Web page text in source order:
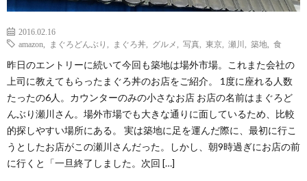
2016.02.16
amazon
まぐろどんぶり まぐろ丼 グルメ 写真 東京 瀬川 築地 食
昨日のエントリーに続いて今回も築地は場外市場。これまた会社の
上司に教えてもらったまぐろ丼のお店をご紹介。 1度に座れる人数
たったの6人。カウンターのみの小さなお店 お店の名前はまぐろど
んぶり瀬川さん。場外市場でも大きな通りに面しているため、比較
的探しやすい場所にある。 実は築地に足を運んだ際に、最初に行こ
うとしたお店がこの瀬川さんだった。しかし、朝9時過ぎにお店の前
に行くと「一旦終了しました。次回 […]